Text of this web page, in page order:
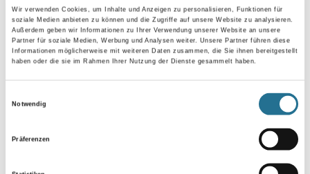
Wir verwenden Cookies, um Inhalte und Anzeigen zu personalisieren, Funktionen für
soziale Medien anbieten zu können und die Zugriffe auf unsere Website zu analysieren.
Außerdem geben wir Informationen zu Ihrer Verwendung unserer Website an unsere
Partner für soziale Medien, Werbung und Analysen weiter. Unsere Partner führen diese
Informationen möglicherweise mit weiteren Daten zusammen, die Sie ihnen bereitgestellt
haben oder die sie im Rahmen Ihrer Nutzung der Dienste gesammelt haben.
Notwendig
Präferenzen
Umrechnungsfaktoren